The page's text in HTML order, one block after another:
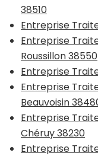
38510
Entreprise
Entreprise
Roussillon 38550
Entreprise
Entreprise
Beauvoisin
Entreprise
Chéruy 38230
Entreprise